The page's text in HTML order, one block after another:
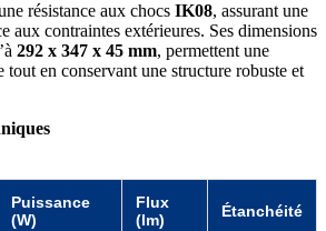
résistance aux chocs IK08, assurant une
aux contraintes extérieures. Ses dimensions
292 x 347 x 45 mm, permettent une
tout en conservant une structure robuste et
Puissance
(W)
Flux
(lm)
Étanchéité